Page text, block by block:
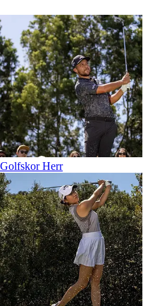
Golfskor Herr